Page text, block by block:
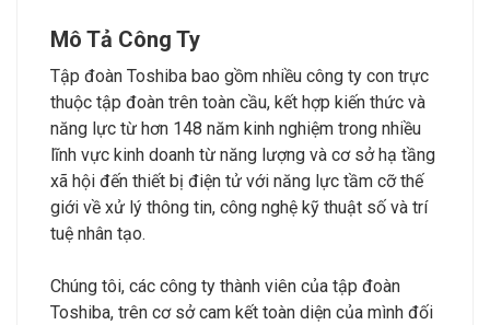
Mô Tả Công Ty
Tập đoàn Toshiba bao gồm nhiều công ty con trực
thuộc tập đoàn trên toàn cầu, kết hợp kiến thức và
năng lực từ hơn 148 năm kinh nghiệm trong nhiều
lĩnh vực kinh doanh từ năng lượng và cơ sở hạ tầng
xã hội đến thiết bị điện tử với năng lực tầm cỡ thế
giới về xử lý thông tin, công nghệ kỹ thuật số và trí
tuệ nhân tạo.
Chúng tôi, các công ty thành viên của tập đoàn
Toshiba, trên cơ sở cam kết toàn diện của mình đối